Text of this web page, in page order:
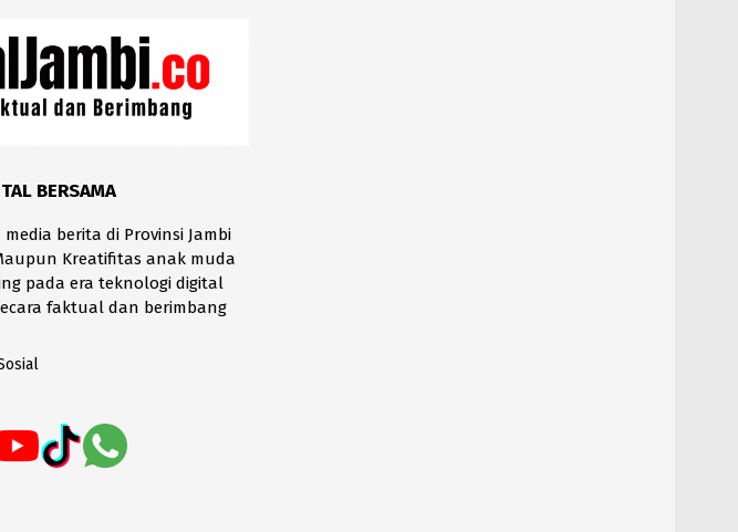
BERSAMA
berita di Provinsi Jambi
Kreatifitas anak muda
pada era teknologi digital
faktual dan berimbang